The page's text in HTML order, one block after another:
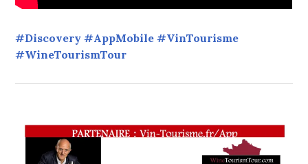
#Discovery #AppMobile #VinTourisme
#WineTourismTour